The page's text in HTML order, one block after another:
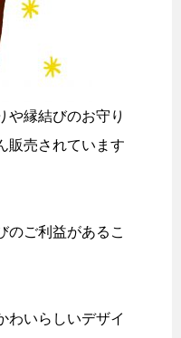
や縁結びのお守り
販売されています
のご利益があるこ
わいらしいデザイ